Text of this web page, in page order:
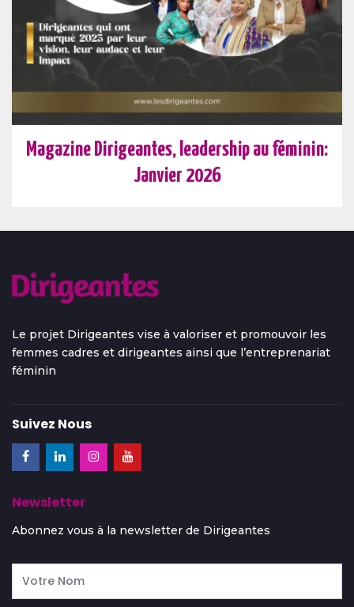
Magazine Dirigeantes, leadership au féminin:
Janvier 2026
Le projet Dirigeantes vise à valoriser et promouvoir les
femmes cadres et dirigeantes ainsi que l’entreprenariat
féminin
Suivez Nous
Newsletter
Abonnez vous à la newsletter de Dirigeantes